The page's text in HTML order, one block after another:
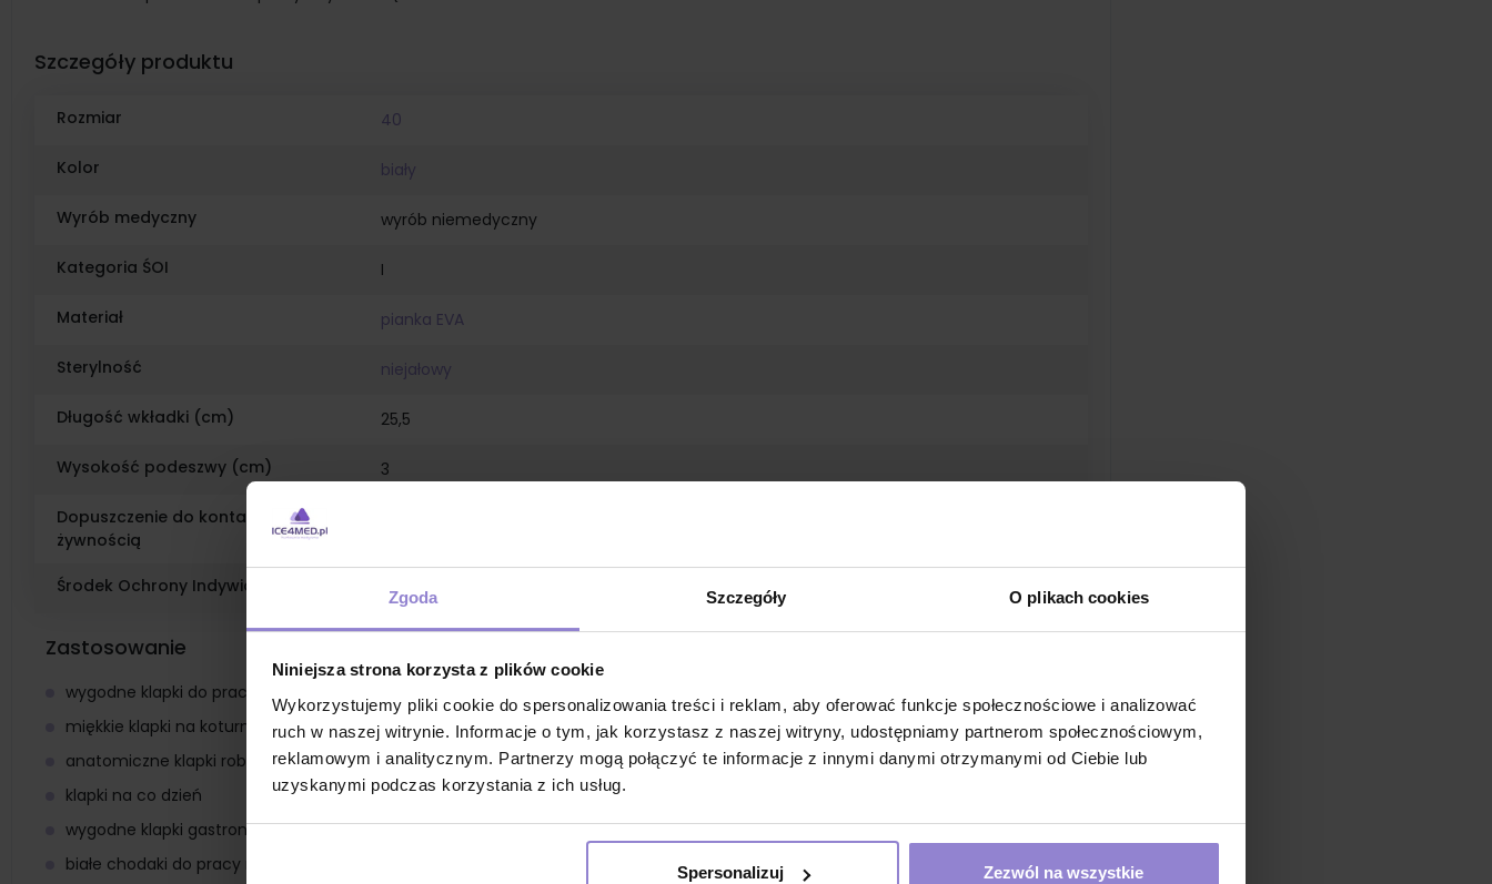
Zgoda Szczegóły O plikach cookies
Niniejsza strona korzysta z plików cookie
Wykorzystujemy pliki cookie do spersonalizowania treści i reklam, aby oferować funkcje społecznościowe i analizować
ruch w naszej witrynie. Informacje o tym, jak korzystasz z naszej witryny, udostępniamy partnerom społecznościowym,
reklamowym i analitycznym. Partnerzy mogą połączyć te informacje z innymi danymi otrzymanymi od Ciebie lub
uzyskanymi podczas korzystania z ich usług.
Spersonalizuj Zezwól na wszystkie
Szczegóły produktu
Rozmiar 40
Kolor biały
Wyrób medyczny wyrób niemedyczny
Kategoria ŚOI I
Materiał pianka EVA
Sterylność niejałowy
Długość wkładki (cm) 25,5
Wysokość podeszwy (cm) 3
Dopuszczenie do kontaktu z
żywnością
Środek Ochrony Indywidualnej tak
Zastosowanie
wygodne klapki do pracy
miękkie klapki na koturnie
anatomiczne klapki robocze
klapki na co dzień
wygodne klapki gastronomiczne z pianki dla kucharza
białe chodaki do pracy na kuchni